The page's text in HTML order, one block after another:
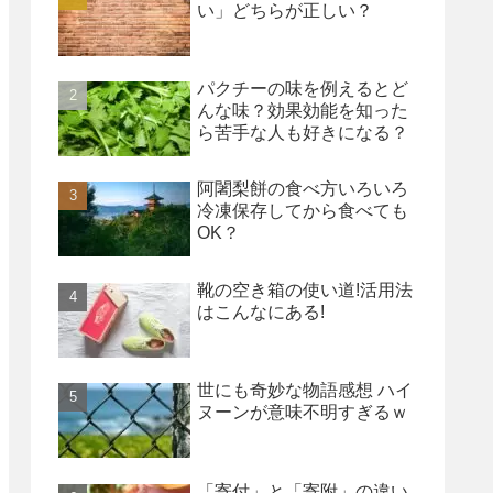
い」どちらが正しい？
パクチーの味を例えるとど
んな味？効果効能を知った
ら苦手な人も好きになる？
阿闍梨餅の食べ方いろいろ
冷凍保存してから食べても
OK？
靴の空き箱の使い道!活用法
はこんなにある!
世にも奇妙な物語感想 ハイ
ヌーンが意味不明すぎるｗ